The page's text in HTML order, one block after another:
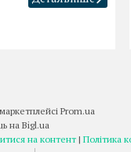
Prom.ua
на Bigl.ua
на контент | Політика